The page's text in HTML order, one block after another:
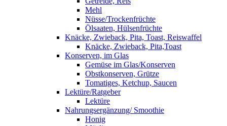
Mehl
Nüsse/Trockenfrüchte
Ölsaaten, Hülsenfrüchte
Knäcke, Zwieback, Pita, Toast, Reiswaffel
Knäcke, Zwieback, Pita,Toast
Konserven, im Glas
Gemüse im Glas/Konserven
Obstkonserven, Grütze
Tomatiges, Ketchup, Saucen
Lektüre/Ratgeber
Lektüre
Nahrungsergänzung/ Smoothie
Honig